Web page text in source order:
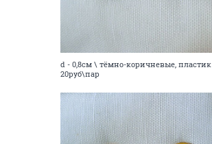
d - 0,8см \ тёмно-коричневые, пластик
20руб\пар